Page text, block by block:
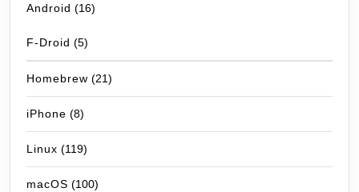
Android (16)
F-Droid (5)
Homebrew (21)
iPhone (8)
Linux (119)
macOS (100)